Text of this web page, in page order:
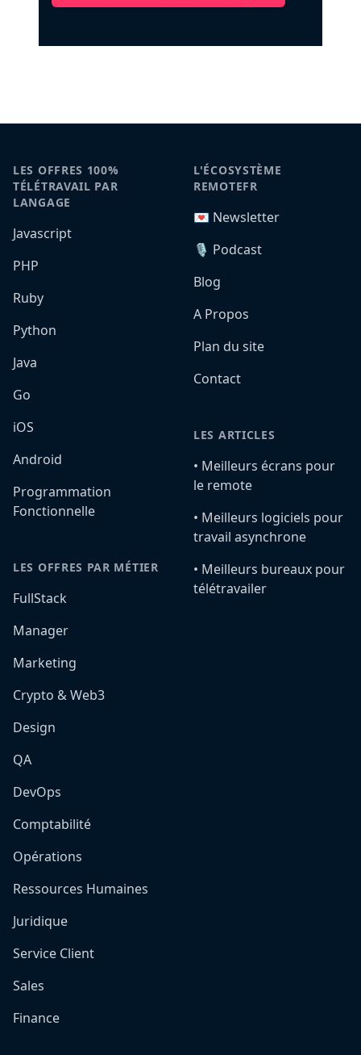
LES OFFRES 100%
TÉLÉTRAVAIL PAR
LANGAGE
Javascript
PHP
Ruby
Python
Java
Go
iOS
Android
Programmation
Fonctionnelle
LES OFFRES PAR MÉTIER
FullStack
Manager
Marketing
Crypto & Web3
Design
QA
DevOps
Comptabilité
Opérations
Ressources Humaines
Juridique
Service Client
Sales
Finance
L'ÉCOSYSTÈME
REMOTEFR
💌 Newsletter
🎙️ Podcast
Blog
A Propos
Plan du site
Contact
LES ARTICLES
•️ Meilleurs écrans pour
le remote
•️ Meilleurs logiciels pour
travail asynchrone
•️ Meilleurs bureaux pour
télétravailer